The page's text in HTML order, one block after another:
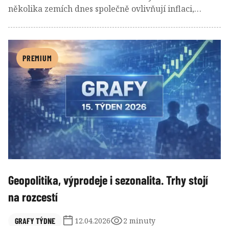
několika zemích dnes společně ovlivňují inflaci,
PREMIUM
Geopolitika, výprodeje i sezonalita. Trhy stojí
na rozcestí
GRAFY TÝDNE 12.04.2026 2 minuty